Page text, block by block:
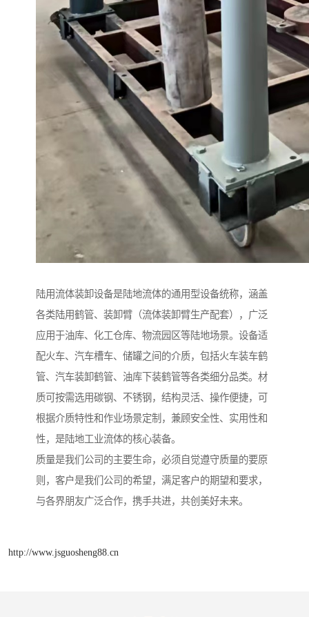
陆用流体装卸设备是陆地流体的通用型设备统称，涵盖
各类陆用鹤管、装卸臂（流体装卸臂生产配套），广泛
应用于油库、化工仓库、物流园区等陆地场景。设备适
配火车、汽车槽车、储罐之间的介质，包括火车装车鹤
管、汽车装卸鹤管、油库下装鹤管等各类细分品类。材
质可按需选用碳钢、不锈钢，结构灵活、操作便捷，可
根据介质特性和作业场景定制，兼顾安全性、实用性和
性，是陆地工业流体的核心装备。
质量是我们公司的主要生命，必须自觉遵守质量的要原
则，客户是我们公司的希望，满足客户的期望和要求，
与各界朋友广泛合作，携手共进，共创美好未来。
http://www.jsguosheng88.cn